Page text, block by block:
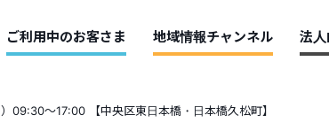
ご利用中のお客さま 地域情報チャンネル 法
09:30～17:00 【中央区東日本橋・日本橋久松町】